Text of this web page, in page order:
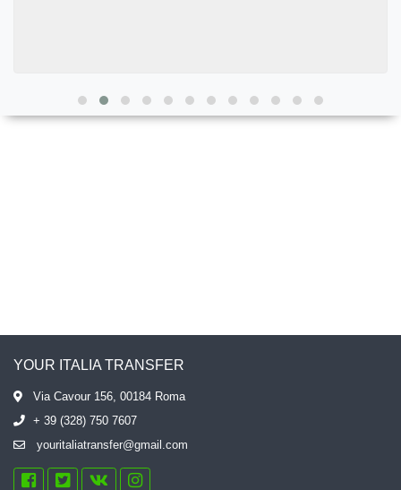
YOUR ITALIA TRANSFER
Via Cavour 156, 00184 Roma
+ 39 (328) 750 7607
youritaliatransfer@gmail.com